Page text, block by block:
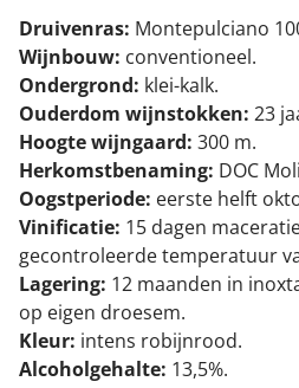
Druivenras: Montepulciano
Wijnbouw: conventioneel.
Ondergrond: klei-kalk.
Ouderdom wijnstokken: 23
Hoogte wijngaard: 300 m.
Herkomstbenaming: DOC
Oogstperiode: eerste helft
Vinificatie: 15 dagen
gecontroleerde temperatuur
Lagering: 12 maanden in
op eigen droesem.
Kleur: intens robijnrood.
Alcoholgehalte: 13,5%.